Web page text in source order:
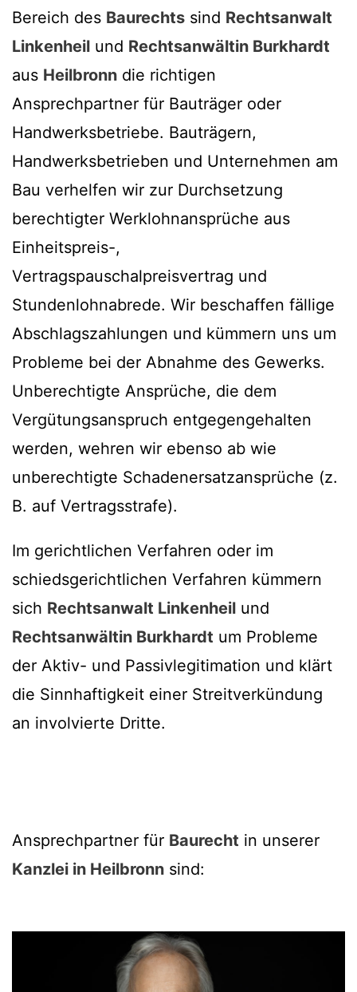
Bereich des Baurechts sind Rechtsanwalt
Linkenheil und Rechtsanwältin Burkhardt
aus Heilbronn die richtigen
Ansprechpartner für Bauträger oder
Handwerksbetriebe. Bauträgern,
Handwerksbetrieben und Unternehmen am
Bau verhelfen wir zur Durchsetzung
berechtigter Werklohnansprüche aus
Einheitspreis-,
Vertragspauschalpreisvertrag und
Stundenlohnabrede. Wir beschaffen fällige
Abschlagszahlungen und kümmern uns um
Probleme bei der Abnahme des Gewerks.
Unberechtigte Ansprüche, die dem
Vergütungsanspruch entgegengehalten
werden, wehren wir ebenso ab wie
unberechtigte Schadenersatzansprüche (z.
B. auf Vertragsstrafe).
Im gerichtlichen Verfahren oder im
schiedsgerichtlichen Verfahren kümmern
sich Rechtsanwalt Linkenheil und
Rechtsanwältin Burkhardt um Probleme
der Aktiv- und Passivlegitimation und klärt
die Sinnhaftigkeit einer Streitverkündung
an involvierte Dritte.
Ansprechpartner für Baurecht in unserer
Kanzlei in Heilbronn sind: